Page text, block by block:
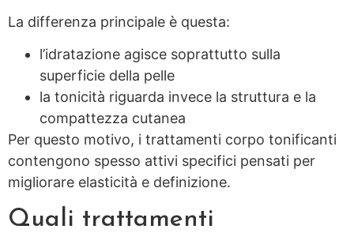
La differenza principale è questa:
l’idratazione agisce soprattutto sulla
superficie della pelle
la tonicità riguarda invece la struttura e la
compattezza cutanea
Per questo motivo, i trattamenti corpo tonificanti
contengono spesso attivi specifici pensati per
migliorare elasticità e definizione.
Quali trattamenti